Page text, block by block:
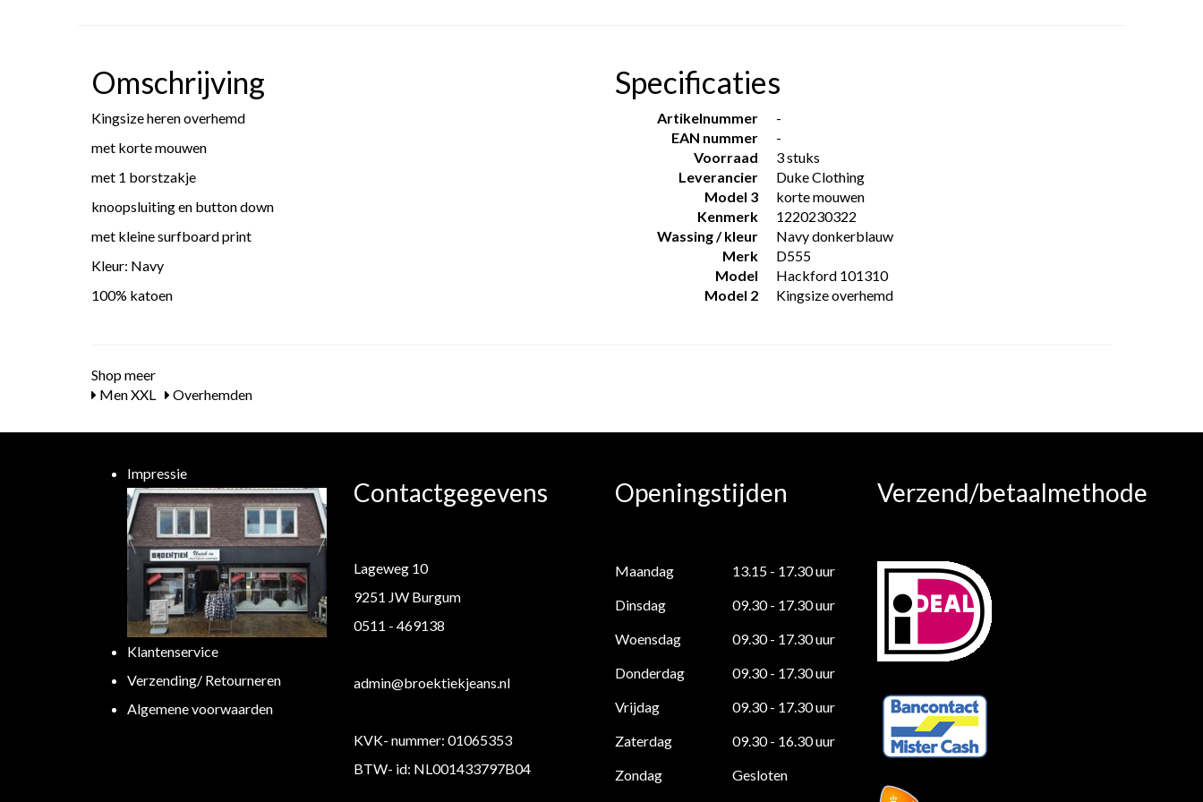
Omschrijving
Kingsize heren overhemd
met korte mouwen
met 1 borstzakje
knoopsluiting en button down
met kleine surfboard print
Kleur: Navy
100% katoen
Specificaties
Artikelnummer
-
EAN nummer
-
Voorraad
3 stuks
Leverancier
Duke Clothing
Model 3
korte mouwen
Kenmerk
1220230322
Wassing / kleur
Navy donkerblauw
Merk
D555
Model
Hackford 101310
Model 2
Kingsize overhemd
Shop meer
Men XXL
Overhemden
Impressie
Klantenservice
Verzending/ Retourneren
Algemene voorwaarden
Contactgegevens
Lageweg 10
9251 JW Burgum
0511 - 469138
admin@broektiekjeans.nl
KVK- nummer: 01065353
BTW- id: NL001433797B04
Openingstijden
Maandag
13.15 - 17.30 uur
Dinsdag
09.30 - 17.30 uur
Woensdag
09.30 - 17.30 uur
Donderdag
09.30 - 17.30 uur
Vrijdag
09.30 - 17.30 uur
Zaterdag
09.30 - 16.30 uur
Zondag
Gesloten
Verzend/betaalmethode